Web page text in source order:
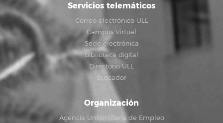
Servicios telemáticos
Correo electrónico ULL
Campus Virtual
Sede electrónica
Biblioteca digital
Directorio ULL
Buscador
Organización
Agencia Universitaria de Empleo